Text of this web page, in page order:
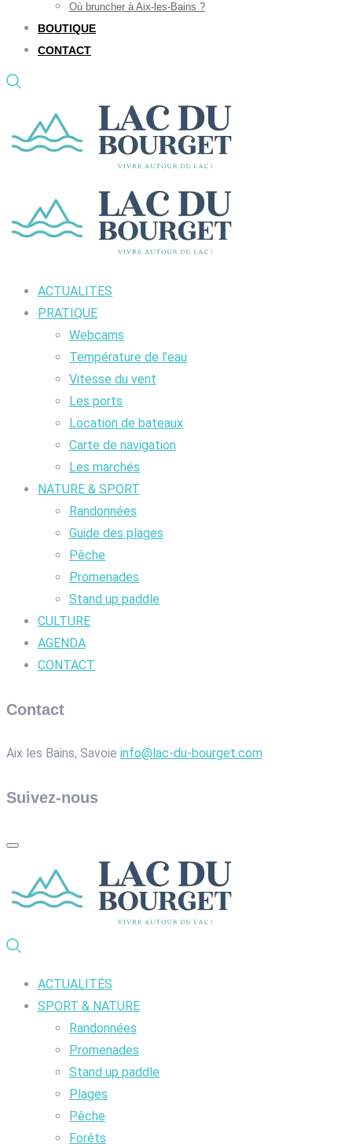
Où bruncher à Aix-les-Bains ?
BOUTIQUE
CONTACT
ACTUALITES
PRATIQUE
Webcams
Température de l’eau
Vitesse du vent
Les ports
Location de bateaux
Carte de navigation
Les marchés
NATURE & SPORT
Randonnées
Guide des plages
Pêche
Promenades
Stand up paddle
CULTURE
AGENDA
CONTACT
Contact
Aix les Bains, Savoie info@lac-du-bourget.com
Suivez-nous
ACTUALITÉS
SPORT & NATURE
Randonnées
Promenades
Stand up paddle
Plages
Pêche
Forêts